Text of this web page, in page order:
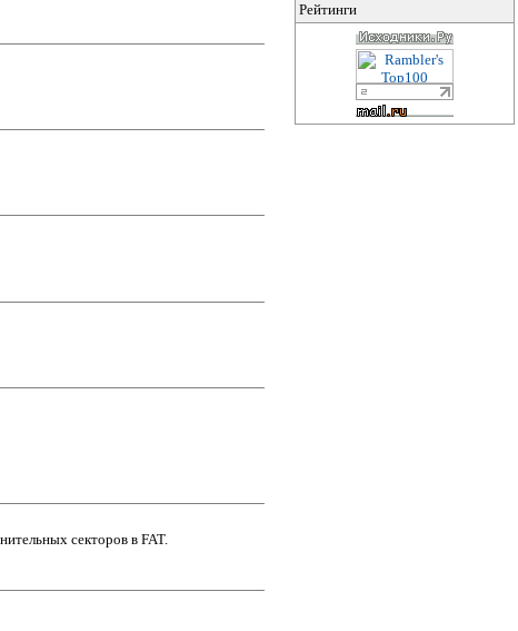
секторов в FAT.
Рейтинги